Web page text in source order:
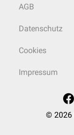
AGB
Datenschutz
Cookies
Impressum
© 2026